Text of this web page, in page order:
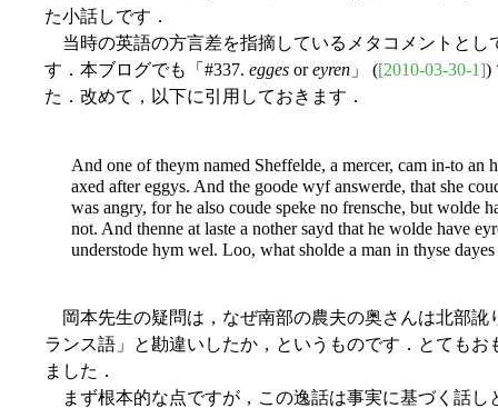
た小話しです．
当時の英語の方言差を指摘しているメタコメントとし
す．本ブログでも「#337. egges oreyren 」 ([2010-03-30-1])
た．改めて，以下に引用しておきます．
And one of theym named Sheffelde, a mercer, cam in-to an
axed after eggys. And the goode wyf answerde, that she
was angry, for he also coude speke no frensche, but wolde
not. And thenne at laste a nother sayd that he wolde have
understode hym wel. Loo, what sholde a man in thyse
岡本先生の疑問は，なぜ南部の農夫の奥さんは北部訛
ランス語」と勘違いしたか，というものです．とても
ました．
まず根本的な点ですが，この逸話は事実に基づく話し